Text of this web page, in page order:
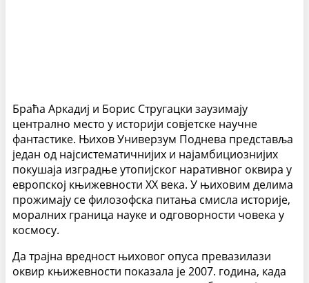
Браћа Аркадиј и Борис Стругацки заузимају
централно место у историји совјетске научне
фантастике. Њихов Универзум Поднева представља
један од најсистематичнијих и најамбициознијих
покушаја изградње утопијског наративног оквира у
европској књижевности XX века. У њиховим делима
прожимају се филозофска питања смисла историје,
моралних граница науке и одговорности човека у
космосу.
Да трајна вредност њиховог опуса превазилази
оквир књижевности показала је 2007. година, када